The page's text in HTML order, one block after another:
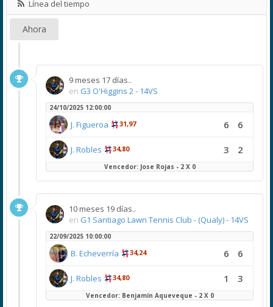
Línea del tiempo
Ahora
9 meses 17 días..
en G3 O'Higgins 2 - 14VS
24/10/2025 12:00:00
J. Figueroa 31,97 6 6
J. Robles 34,80 3 2
Vencedor: Jose Rojas - 2 X 0
10 meses 19 días..
en G1 Santiago Lawn Tennis Club - (Qualy) - 14VS
22/09/2025 10:00:00
B. Echeverría 34,24 6 6
J. Robles 34,80 1 3
Vencedor: Benjamín Aqueveque - 2 X 0